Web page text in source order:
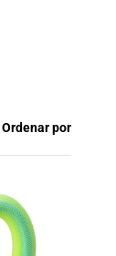
Ordenar por